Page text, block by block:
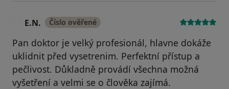
E.N. Číslo ověřené
Pan doktor je velký profesionál, hlavne dokáže
uklidnit před vysetrenim. Perfektní přístup a
pečlivost. Důkladně provádí všechna možná
vyšetření a velmi se o člověka zajímá.